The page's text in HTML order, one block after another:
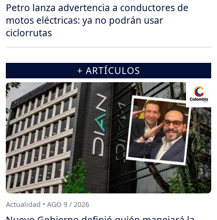
Petro lanza advertencia a conductores de
motos eléctricas: ya no podrán usar
ciclorrutas
+ ARTÍCULOS
Actualidad • AGO 9 / 2026